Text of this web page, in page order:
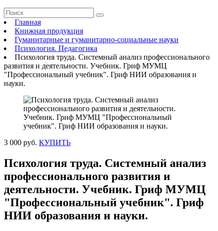
Главная
Книжная продукция
Гуманитарные и гуманитарно-социальные науки
Психология. Педагогика
Психология труда. Системный анализ профессионального
развития и деятельности. Учебник. Гриф МУМЦ
"Профессиональный учебник". Гриф НИИ образования и
науки.
3 000 руб. КУПИТЬ
Психология труда. Системный анализ
профессионального развития и
деятельности. Учебник. Гриф МУМЦ
"Профессиональный учебник". Гриф
НИИ образования и науки.